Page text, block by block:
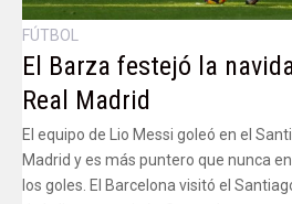
FÚTBOL
El Barza festejó la
Real Madrid
El equipo de Lio Messi goleó en el
Madrid y es más puntero que nunca
los goles. El Barcelona visitó el